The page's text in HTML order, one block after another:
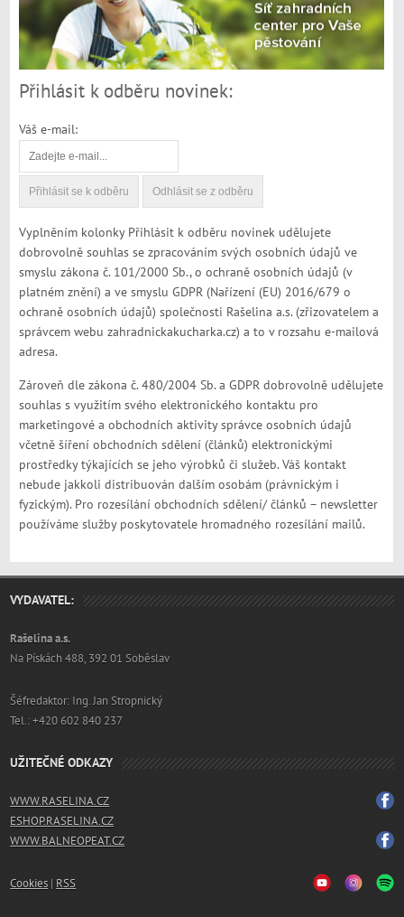
Přihlásit k odběru novinek:
Váš e-mail:
Vyplněním kolonky Přihlásit k odběru novinek udělujete
dobrovolně souhlas se zpracováním svých osobních údajů ve
smyslu zákona č. 101/2000 Sb., o ochraně osobních údajů (v
platném znění) a ve smyslu GDPR (Nařízení (EU) 2016/679 o
ochraně osobních údajů) společnosti Rašelina a.s. (zřizovatelem a
správcem webu zahradnickakucharka.cz) a to v rozsahu e-mailová
adresa.
Zároveň dle zákona č. 480/2004 Sb. a GDPR dobrovolně udělujete
souhlas s využitím svého elektronického kontaktu pro
marketingové a obchodních aktivity správce osobních údajů
včetně šíření obchodních sdělení (článků) elektronickými
prostředky týkajících se jeho výrobků či služeb. Váš kontakt
nebude jakkoli distribuován dalším osobám (právnickým i
fyzickým). Pro rozesílání obchodních sdělení/ článků – newsletter
používáme služby poskytovatele hromadného rozesílání mailů.
VYDAVATEL:
Rašelina a.s.
Na Pískách 488, 392 01 Soběslav
Šéfredaktor: Ing. Jan Stropnický
Tel.: +420 602 840 237
UŽITEČNÉ ODKAZY
WWW.RASELINA.CZ
ESHOP.RASELINA.CZ
WWW.BALNEOPEAT.CZ
Cookies | RSS